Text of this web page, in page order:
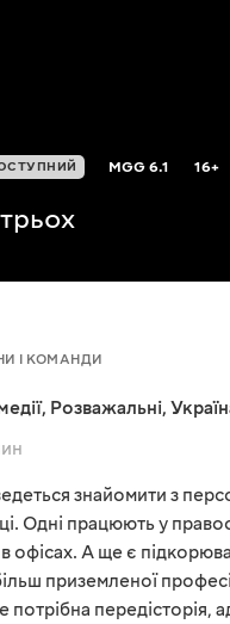
MGG6.1 16+
І КОМАНДИ
, Розважальні,
знайомити з
Одні працюють у
в офісах. А ще є
приземленої
потрібна передісторія,